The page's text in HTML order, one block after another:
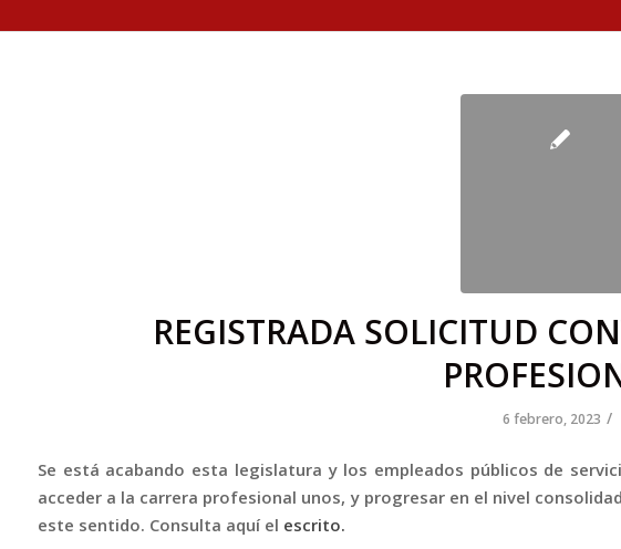
REGISTRADA SOLICITUD
6 febrero, 2023 /
Se está acabando esta legislatura y los empleados públicos de
acceder a la carrera profesional unos, y progresar en el nivel
este sentido. Consulta aquí el escrito.